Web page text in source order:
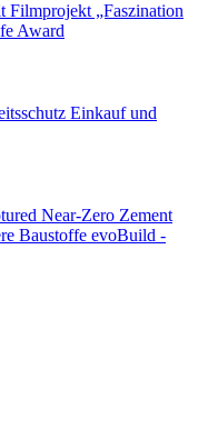
Filmprojekt „Faszination
Award
Einkauf und
Near-Zero Zement
Baustoffe evoBuild -